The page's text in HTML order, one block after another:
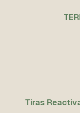
Tiras